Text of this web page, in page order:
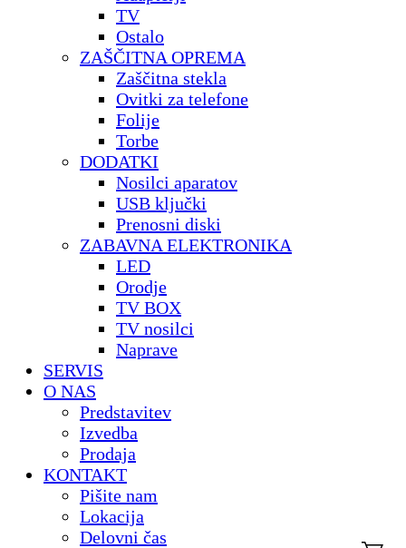
TV
Ostalo
ZAŠČITNA OPREMA
Zaščitna stekla
Ovitki za telefone
Folije
Torbe
DODATKI
Nosilci aparatov
USB ključki
Prenosni diski
ZABAVNA ELEKTRONIKA
LED
Orodje
TV BOX
TV nosilci
Naprave
SERVIS
O NAS
Predstavitev
Izvedba
Prodaja
KONTAKT
Pišite nam
Lokacija
Delovni čas